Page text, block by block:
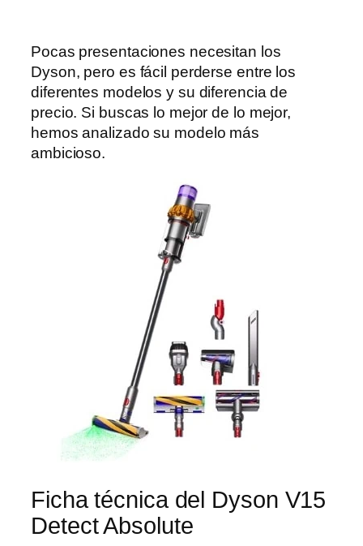
Pocas presentaciones necesitan los
Dyson, pero es fácil perderse entre los
diferentes modelos y su diferencia de
precio. Si buscas lo mejor de lo mejor,
hemos analizado su modelo más
ambicioso.
Ficha técnica del Dyson V15
Detect Absolute